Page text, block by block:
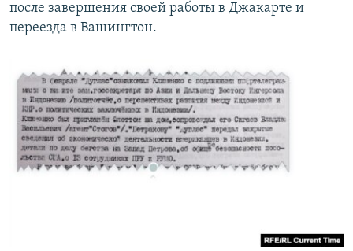
после завершения своей работы в Джакарте и
переезда в Вашингтон.